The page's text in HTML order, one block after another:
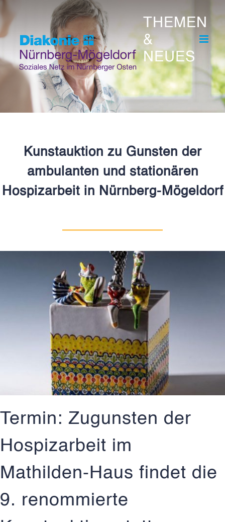
content
THEMEN
&
NEUES
Kunstauktion zu Gunsten der
ambulanten und stationären
Hospizarbeit in Nürnberg-Mögeldorf
Termin: Zugunsten der
Hospizarbeit im
Mathilden-Haus findet die
9. renommierte